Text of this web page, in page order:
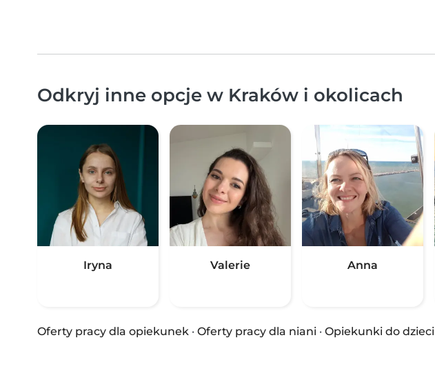
Odkryj inne opcje w Kraków i okolicach
Iryna Valerie Anna
Oferty pracy dla opiekunek · Oferty pracy dla niani · Opiekunki do dzieci